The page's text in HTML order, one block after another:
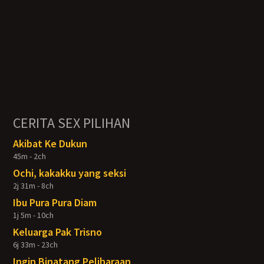
CERITA SEX PILIHAN
Akibat Ke Dukun
45m - 2ch
Ochi, kakakku yang seksi
2j 31m - 8ch
Ibu Pura Pura Diam
1j 5m - 10ch
Keluarga Pak Trisno
6j 33m - 23ch